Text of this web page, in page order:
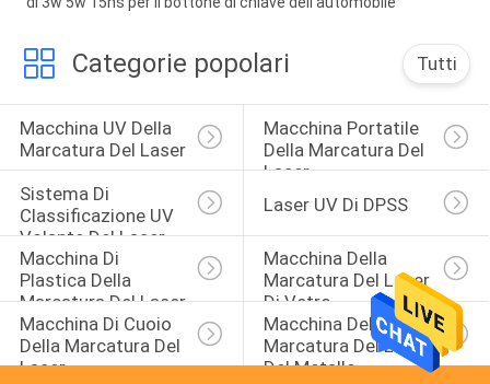
Categorie popolari Tutti
Macchina UV Della
Marcatura Del Laser
Macchina Portatile
Della Marcatura Del
Laser
Sistema Di
Classificazione UV
Volante Del Laser
Laser UV Di DPSS
Macchina Di
Plastica Della
Marcatura Del Laser
Macchina Della
Marcatura Del Laser
Di Vetro
Macchina Di Cuoio
Della Marcatura Del
Laser
Macchina Della
Marcatura Del Laser
Del Metallo